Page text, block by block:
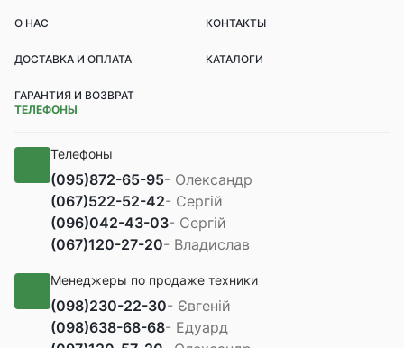
О НАС КОНТАКТЫ
ДОСТАВКА И ОПЛАТА КАТАЛОГИ
ГАРАНТИЯ И ВОЗВРАТ
ТЕЛЕФОНЫ
Телефоны
(095)872-65-95- Олександр
(067)522-52-42- Сергій
(096)042-43-03- Сергій
(067)120-27-20- Владислав
Менеджеры по продаже техники
(098)230-22-30- Євгеній
(098)638-68-68- Едуард